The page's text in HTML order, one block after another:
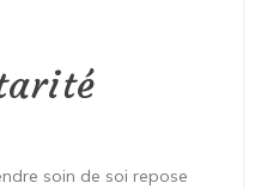
soin de soi repose